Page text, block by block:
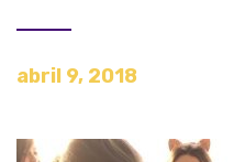
abril 9, 2018